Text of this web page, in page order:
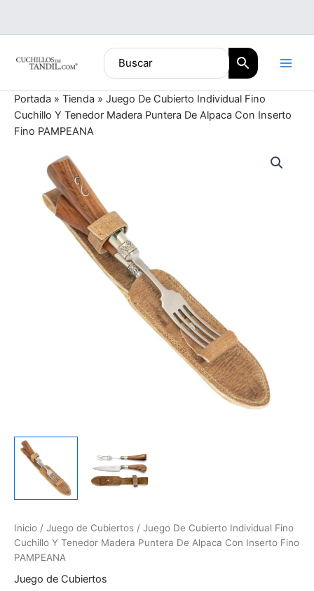
contenido
Portada » Tienda » Juego De Cubierto Individual Fino
Cuchillo Y Tenedor Madera Puntera De Alpaca Con Inserto
Fino PAMPEANA
Inicio / Juego de Cubiertos / Juego De Cubierto Individual Fino
Cuchillo Y Tenedor Madera Puntera De Alpaca Con Inserto Fino
PAMPEANA
Juego de Cubiertos
Cubierto
Individual